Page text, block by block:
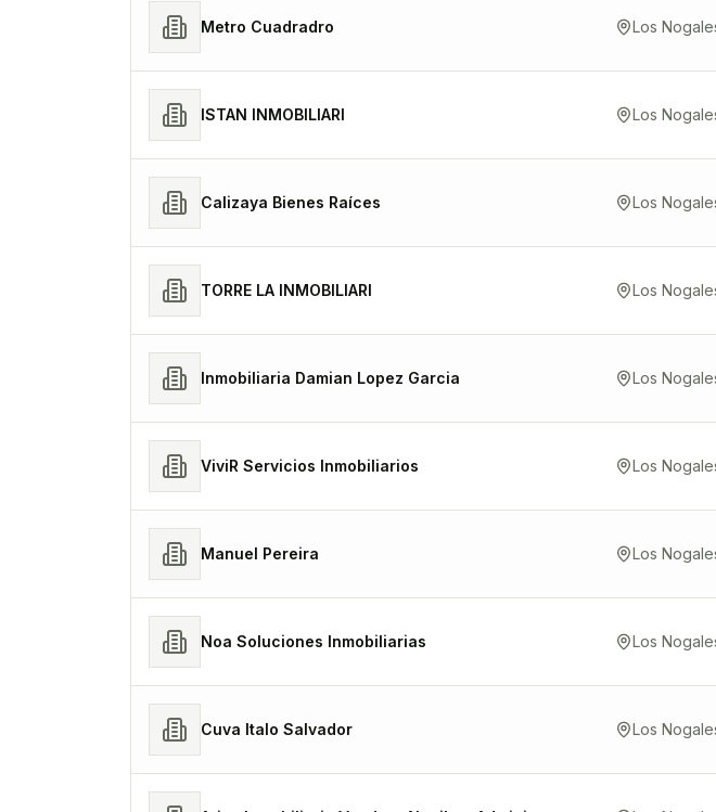
Metro Cuadradro Los
ISTAN INMOBILIARI Los
Calizaya Bienes Raíces Los
TORRE LA INMOBILIARI Los
Inmobiliaria Damian Lopez Garcia Los
ViviR Servicios Inmobiliarios Los
Manuel Pereira Los
Noa Soluciones Inmobiliarias Los
Cuva Italo Salvador Los